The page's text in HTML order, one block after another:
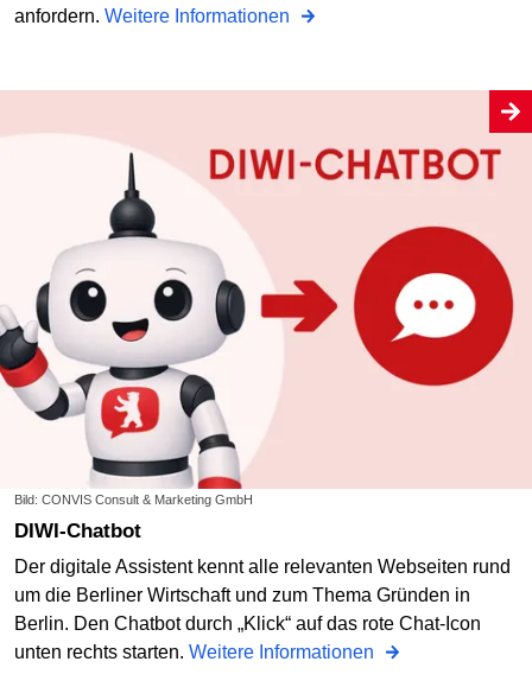
anfordern. Weitere Informationen
Bild: CONVIS Consult & Marketing GmbH
DIWI-Chatbot
Der digitale Assistent kennt alle relevanten Webseiten rund
um die Berliner Wirtschaft und zum Thema Gründen in
Berlin. Den Chatbot durch „Klick“ auf das rote Chat-Icon
unten rechts starten. Weitere Informationen